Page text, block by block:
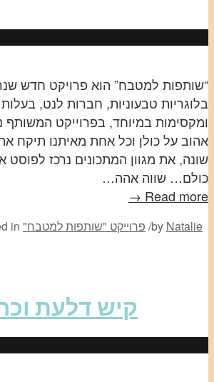
“שותפות למטבח” הוא פרויקט חדש
בלוגריות טבעוניות, חברות לנט,
ומקסימות במיוחד, בפרוייקט
אהוב על כולן וכל אחת מאיתנו תיקח
שונה, את מגוון המתכונים נרכז
כולם… שווה אהה…
Read more →
in "פרוייקט "שותפות למטבח /by Natalie
קיש דלעת